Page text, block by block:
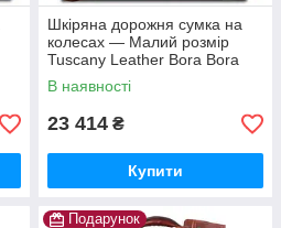
Шкіряна дорожня сумка на
колесах — Малий розмір
Tuscany Leather Bora Bora
TL3065 (Коричневий)
В наявності
23 414 ₴
Купити
Подарунок